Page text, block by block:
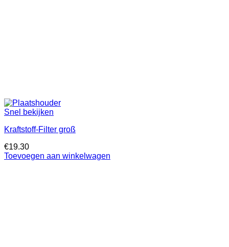
Snel bekijken
Kraftstoff-Filter groß
€19.30
Toevoegen aan winkelwagen